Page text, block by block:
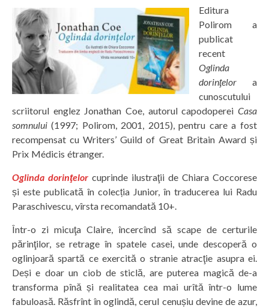
Editura
Polirom a
publicat
recent
Oglinda
dorinţelor a
cunoscutului
scriitorul englez Jonathan Coe, autorul capodoperei Casa
somnului (1997; Polirom, 2001, 2015), pentru care a fost
recompensat cu Writers’ Guild of Great Britain Award și
Prix Médicis étranger.
Oglinda dorinţelor cuprinde ilustraţii de Chiara Coccorese
și este publicată în colecția Junior, în traducerea lui Radu
Paraschivescu, vîrsta recomandată 10+.
Într-o zi micuţa Claire, încercînd să scape de certurile
părinţilor, se retrage în spatele casei, unde descoperă o
oglinjoară spartă ce exercită o stranie atracţie asupra ei.
Deși e doar un ciob de sticlă, are puterea magică de-a
transforma pînă și realitatea cea mai urîtă într-o lume
fabuloasă. Răsfrînt în oglindă, cerul cenușiu devine de azur,